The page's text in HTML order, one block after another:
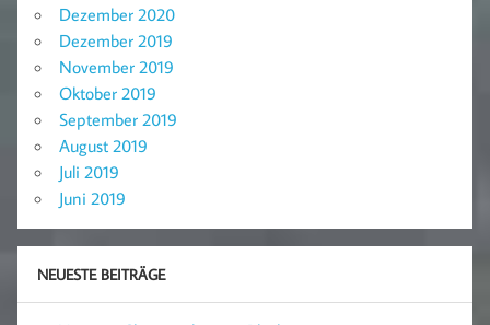
Dezember 2020
Dezember 2019
November 2019
Oktober 2019
September 2019
August 2019
Juli 2019
Juni 2019
NEUESTE BEITRÄGE